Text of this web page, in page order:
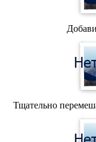
Тщательно